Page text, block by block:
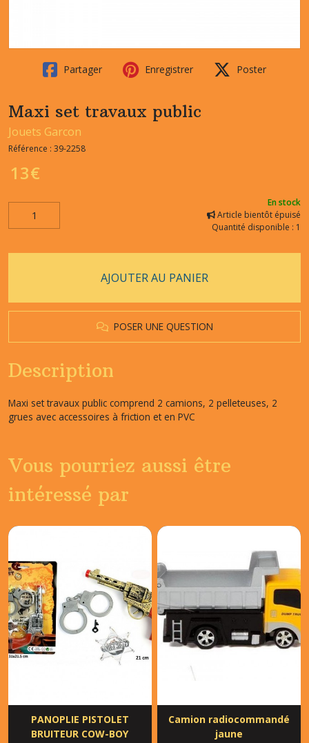
Partager Enregistrer Poster
Maxi set travaux public
Jouets Garcon
Référence : 39-2258
13€
En stock
Article bientôt épuisé
Quantité disponible : 1
AJOUTER AU PANIER
POSER UNE QUESTION
Description
Maxi set travaux public comprend 2 camions, 2 pelleteuses, 2
grues avec accessoires à friction et en PVC
Vous pourriez aussi être
intéressé par
PANOPLIE PISTOLET
BRUITEUR COW-BOY
Camion radiocommandé
jaune